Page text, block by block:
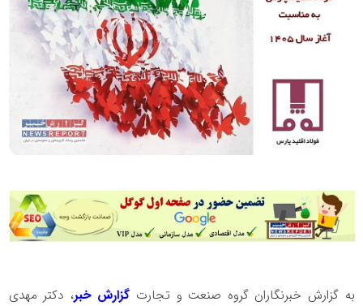
به گزارش خبرنگاران گروه صنعت و تجارت گزارش خبر، دکتر مهدی